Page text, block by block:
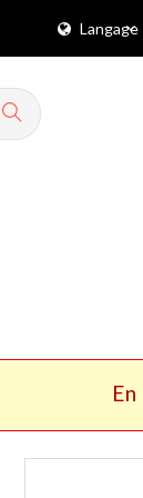
Langage
En los